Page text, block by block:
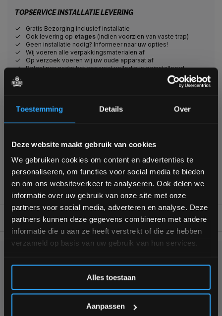
Toestemming Details Over
Deze website maakt gebruik van cookies
We gebruiken cookies om content en advertenties te
personaliseren, om functies voor social media te bieden
en om ons websiteverkeer te analyseren. Ook delen we
informatie over uw gebruik van onze site met onze
partners voor social media, adverteren en analyse. Deze
partners kunnen deze gegevens combineren met andere
informatie die u aan ze heeft verstrekt of die ze hebben
verzameld op basis van uw gebruik van hun services.
Alles toestaan
Aanpassen
TOPSERVICE INSTALLATIE LEVERING
Gratis Bezorging inclusief installatie
Ook levering op etages (indien voorzien van vaste trap)
Geen installatie nodig? Informeer naar uw opties!
Wij voeren alle verpakkingsmaterialen af
Op verzoek voeren wij uw oude apparaat af
Betaal pas nadat het apparaat volledig is geinstalleerd
Veilig betalen met een grote keuze aan betaalopties
Alles voor jouw gym op één plek
Professionele kwaliteit voor scherpe prijs
Van homegym tot professionele gym
Persoonlijk en deskundig advies op maat
Complete gym inrichting mogelijk
BESCHRIJVING
KUNNEN WE HELPEN?
+31 (0)24 645 1309
Bam! 5% korting op je volgende
bestelling
Schrijf je in voor onze nieuwsbrief om op de hoogte te
blijven over onze nieuwe producten, deals en meer
interessante info. Ontvang 5% korting op je eerstvolgende
aankoop! 😀
Inschrijven
*Verzendkosten vallen buiten de korting